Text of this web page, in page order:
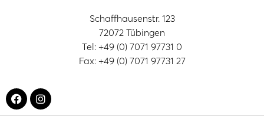
Schaffhausenstr. 123
72072 Tübingen
Tel: +49 (0) 7071 97731 0
Fax: +49 (0) 7071 97731 27